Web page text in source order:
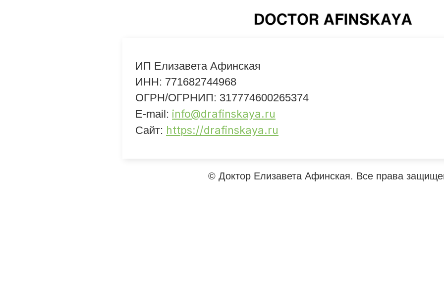
ИП Елизавета Афинская
ИНН: 771682744968
ОГРН/ОГРНИП: 317774600265374
E-mail: info@drafinskaya.ru
Сайт: https://drafinskaya.ru
© Доктор Елизавета Афинская. Все права